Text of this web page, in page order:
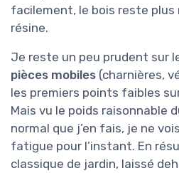
facilement, le bois reste plus
résine.
Je reste un peu prudent sur
pièces mobiles (charnières,
les premiers points faibles
Mais vu le poids raisonnable
normal que j’en fais, je ne
fatigue pour l’instant. En
classique de jardin, laissé